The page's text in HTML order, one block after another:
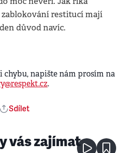
restitucí mají
důvod navíc.
chybu, napište nám prosím na
.
Sdílet
vás zajímat